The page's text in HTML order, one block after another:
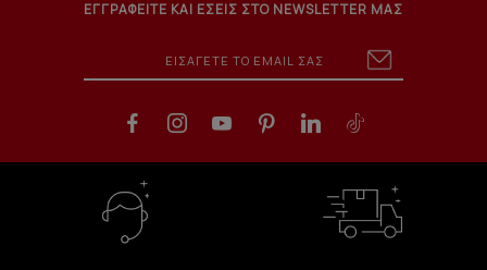
ΕΓΓΡΑΦΕΙΤΕ ΚΑΙ ΕΣΕΙΣ ΣΤΟ NEWSLETTER ΜΑΣ